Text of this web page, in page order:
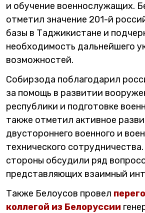
и обучение военнослужащих.
отметил значение 201-й
базы в Таджикистане и
необходимость дальнейшего
возможностей.
Собирзода поблагодарил
за помощь в развитии
республики и подготовке
также отметил активное
двустороннего военного и
технического
стороны обсудили ряд
представляющих взаимный
Также Белоусов провел
коллегой из Белоруссии